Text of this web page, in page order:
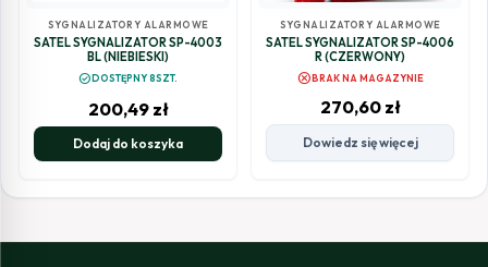
SYGNALIZATORY ALARMOWE
SATEL SYGNALIZATOR SP-4003
BL (NIEBIESKI)
check_circleDOSTĘPNY 8SZT.
200,49 zł
Dodaj do koszyka
SYGNALIZATORY ALARMOWE
SATEL SYGNALIZATOR SP-4006
R (CZERWONY)
cancelBRAK NA MAGAZYNIE
270,60 zł
Dowiedz się więcej